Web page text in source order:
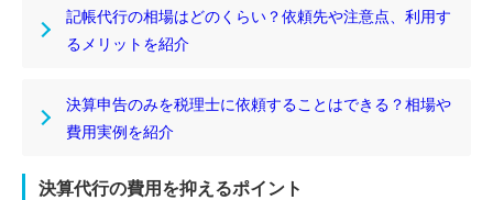
記帳代行の相場はどのくらい？依頼先や注意点、利用す
るメリットを紹介
決算申告のみを税理士に依頼することはできる？相場や
費用実例を紹介
決算代行の費用を抑えるポイント